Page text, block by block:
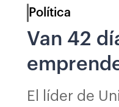
Política
Van 42
El líder de